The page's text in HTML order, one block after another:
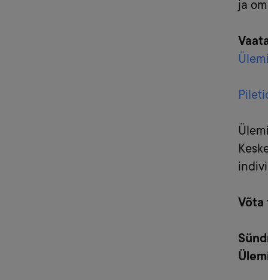
ja
Võta